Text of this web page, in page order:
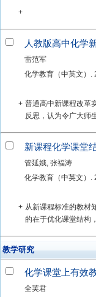
+
人教版高中化学
雷范军
化学教育（中英文）.
+ 普通高中新课程改革
反思，认为令广大师
新课程化学课堂
管延娥, 张福涛
化学教育（中英文）.
+ 从新课程标准的教材
的在于优化课堂结构
教学研究
化学课堂上有效
全芙君